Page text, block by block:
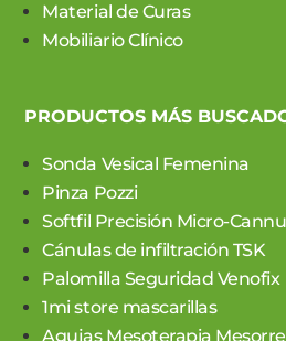
Material de Curas
Mobiliario Clínico
PRODUCTOS MÁS
Sonda Vesical Femenina
Pinza Pozzi
Softfil Precisión Micro-
Cánulas de infiltración TSK
Palomilla Seguridad Venofix
1mi store mascarillas
Agujas Mesoterapia